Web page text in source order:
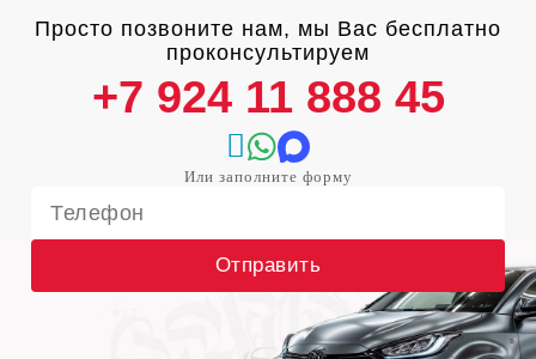
Просто позвоните нам, мы Вас бесплатно
проконсультируем
+7 924 11 888 45
Отправить